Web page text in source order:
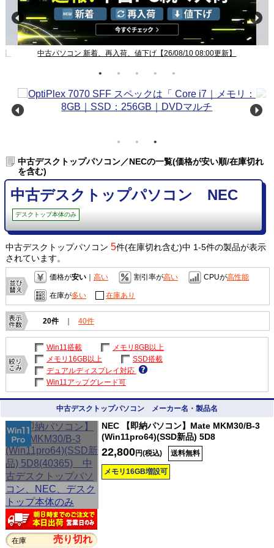
中古パソコン 新着、再入荷、値下げ【26/08/10 08:00更新】
中古デスクトップパソコン／NECの一覧(価格が安い順/在庫切れ
を含む)
中古デスクトップパソコン NEC
デスクトップ本体のみ
中古デスクトップパソコン 5件(在庫切れ含む)中 1-5件の製品が表示
されています。
価格が安い｜ 高い 割引率が高い CPUが高性能
在庫が多い 在庫あり
20件 ｜ 40件
Win11搭載
メモリ8GB以上
メモリ16GB以上
SSD搭載
デュアルディスプレイ対応
Win11アップグレード可
中古デスクトップパソコン メーカー名・製品名
在庫 売り切れ
NEC 【即納パソコン】Mate MKM30/B-3
(Win11pro64)(SSD新品) 5D8
22,800円(税込) 送料無料
メモリ16GB増設可